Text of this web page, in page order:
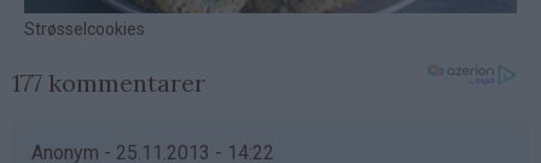
177 kommentarer
Anonym - 25.11.2013 - 14:22